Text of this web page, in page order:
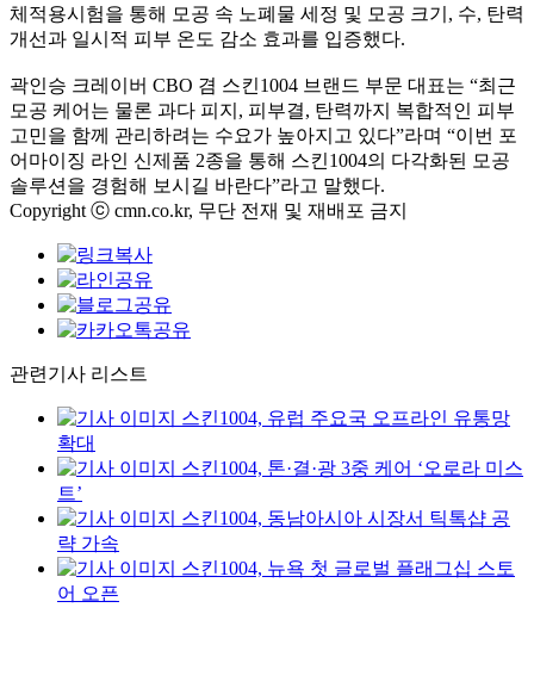
체적용시험을 통해 모공 속 노폐물 세정 및 모공 크기, 수, 탄력
개선과 일시적 피부 온도 감소 효과를 입증했다.
곽인승 크레이버 CBO 겸 스킨1004 브랜드 부문 대표는 “최근
모공 케어는 물론 과다 피지, 피부결, 탄력까지 복합적인 피부
고민을 함께 관리하려는 수요가 높아지고 있다”라며 “이번 포
어마이징 라인 신제품 2종을 통해 스킨1004의 다각화된 모공
솔루션을 경험해 보시길 바란다”라고 말했다.
Copyright ⓒ cmn.co.kr, 무단 전재 및 재배포 금지
관련기사 리스트
스킨1004, 유럽 주요국 오프라인 유통망
확대
스킨1004, 톤·결·광 3중 케어 ‘오로라 미스
트’
스킨1004, 동남아시아 시장서 틱톡샵 공
략 가속
스킨1004, 뉴욕 첫 글로벌 플래그십 스토
어 오픈